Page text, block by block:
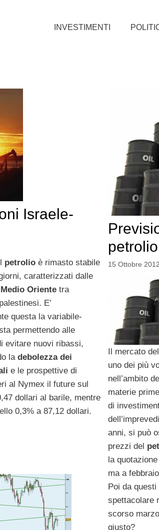
INVESTIMENTI
Israele-
petrolioè rimasto stabile
caratterizzati dalle
Oriente tra
E’
questa la variabile-
permettendo alle
evitare nuovi ribassi,
la debolezza dei
e le prospettive di
al Nymex il future sul
dollari al barile, mentre
0,3% a 87,12 dollari.
15 Ottobre 2012
Il mercato del
uno dei più
nell’ambito
materie
di
anni, si può
prezzi del
la
ma a
Poi da
spettacolare
scorso
giusto?